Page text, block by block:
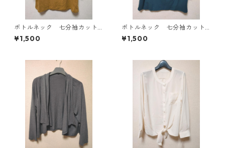
ボトルネック 七分袖カット
ソー ４Ｌ マスタード KA
E-4816
¥1,500
ボトルネック 七分袖カット
ソー ４Ｌ ティールグリー
ン KAE-4815
¥1,500